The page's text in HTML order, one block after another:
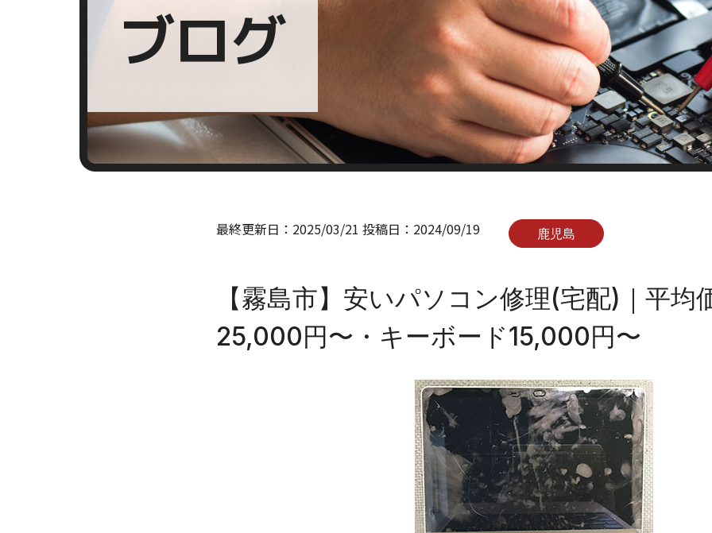
ブログ
最終更新日： 2025/03/21 投稿日： 2024/09/19 鹿児島
【霧島市】安いパソコン修理(宅配)｜平均
25,000円〜・キーボード15,000円〜